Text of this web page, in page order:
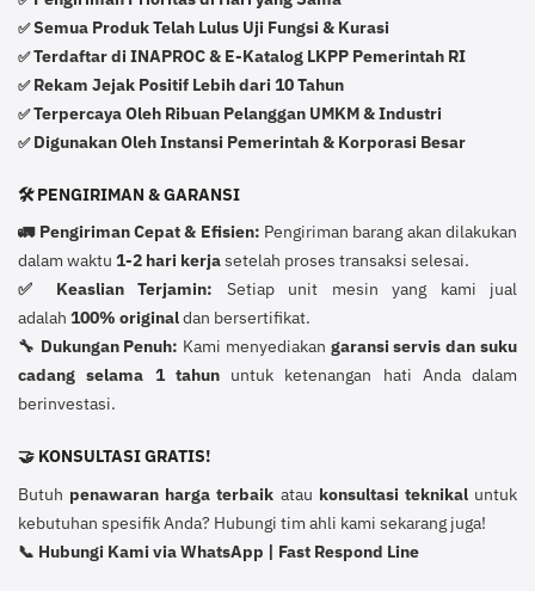
✅Semua Produk Telah Lulus Uji Fungsi & Kurasi
✅Terdaftar di INAPROC & E-Katalog LKPP Pemerintah RI
✅Rekam Jejak Positif Lebih dari 10 Tahun
✅Terpercaya Oleh Ribuan Pelanggan UMKM & Industri
✅Digunakan Oleh Instansi Pemerintah & Korporasi Besar
🛠️ PENGIRIMAN & GARANSI
🚛 Pengiriman Cepat & Efisien: Pengiriman barang akan dilakukan
dalam waktu 1-2 hari kerjasetelah proses transaksi selesai.
✅ Keaslian Terjamin: Setiap unit mesin yang kami jual
adalah 100% originaldan bersertifikat.
🔧 Dukungan Penuh: Kami menyediakan garansi servis dan suku
cadang selama 1 tahununtuk ketenangan hati Anda dalam
berinvestasi.
🤝 KONSULTASI GRATIS!
Butuh penawaran harga terbaik atau konsultasi teknikaluntuk
kebutuhan spesifik Anda? Hubungi tim ahli kami sekarang juga!
📞 Hubungi Kami via WhatsApp | Fast Respond Line